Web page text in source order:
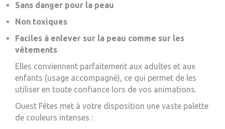
Sans danger pour la peau
Non toxiques
Faciles à enlever sur la peau comme sur les
vêtements
Elles conviennent parfaitement aux adultes et aux
enfants (usage accompagné), ce qui permet de les
utiliser en toute confiance lors de vos animations.
Ouest Fêtes met à votre disposition une vaste palette
de couleurs intenses :